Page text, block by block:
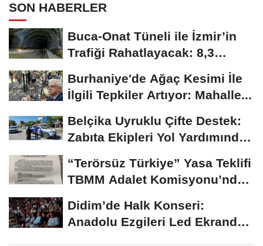
SON HABERLER
Buca-Onat Tüneli ile İzmir’in
Trafiği Rahatlayacak: 8,3
Burhaniye'de Ağaç Kesimi İle
İlgili Tepkiler Artıyor: Mahalle...
Belçika Uyruklu Çifte Destek:
Zabıta Ekipleri Yol Yardımında
“Terörsüz Türkiye” Yasa Teklifi
TBMM Adalet Komisyonu’nda
Didim’de Halk Konseri:
Anadolu Ezgileri Led Ekranda